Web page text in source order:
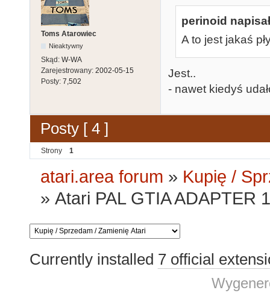
Toms Atarowiec
Nieaktywny
Skąd: W-WA
Zarejestrowany: 2002-05-15
Posty: 7,502
perinoid
A to jest jakaś
Jest..
- nawet kiedyś
Posty [ 4 ]
Strony 1
atari.area forum » Kupię /
»Atari PAL GTIA ADAPTER
Currently installed 7 official